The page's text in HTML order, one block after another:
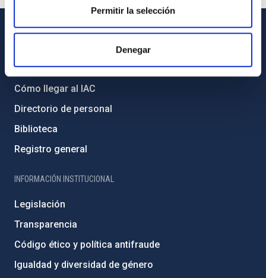
Permitir la selección
Denegar
Contacto
Cómo llegar al IAC
Directorio de personal
Biblioteca
Registro general
INFORMACIÓN INSTITUCIONAL
Legislación
Transparencia
Código ético y política antifraude
Igualdad y diversidad de género